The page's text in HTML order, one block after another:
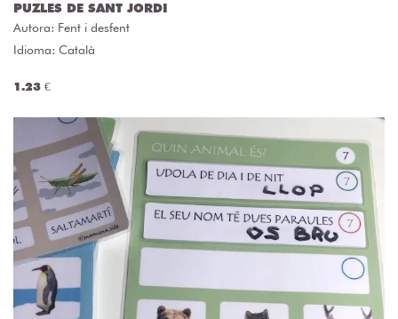
PUZLES DE SANT JORDI
Autora: Fent i desfent
Idioma: Català
1.23 €